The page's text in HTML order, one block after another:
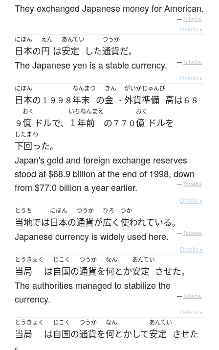
They exchanged Japanese money for American.
— Tatoeba
Details ▸
にほん
日本の
えん
円 は
あんてい
安定 した
つうか
通貨だ。
The Japanese yen is a stable currency. — Tatoeba
Details ▸
にほん
日本の １９９８
ねんまつ
年末 の
きん
金 ・
がいか
外貨
じゅんび
準備 高は６８
９
おく
億 ドルで、
いちねんまえ
１年前 の７７０
おく
億 ドルを
したまわ
下回った。
Japan's gold and foreign exchange reserves
stood at $68.9 billion at the end of 1998, down
from $77.0 billion a year earlier.
— Tatoeba
Details ▸
とうち
当地では
にほん
日本の
つうか
通貨が
ひろ
広く
つか
使われている。
Japanese currency is widely used here. — Tatoeba
Details ▸
とうきょく
当局 は
じこく
自国の
つうか
通貨を
なん
何とか
あんてい
安定 させた。
The authorities managed to stabilize the
currency.
— Tatoeba
Details ▸
とうきょく
当局 は
じこく
自国の
つうか
通貨を
なん
何とかして
あんてい
安定 させた
。